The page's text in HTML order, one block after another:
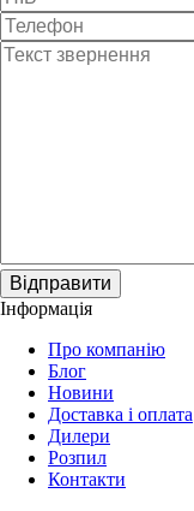
Відправити
Інформація
Про компанію
Блог
Новини
Доставка і оплата
Дилери
Розпил
Контакти